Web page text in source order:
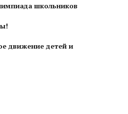
школьников
движение детей и